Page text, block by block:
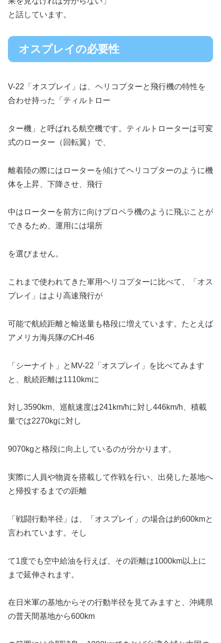
と話しています。
オスプレイの必要性
V-22「オスプレイ」は、ヘリコプターと飛行機の特性を
合わせ持った「ティルトロー
ター機」と呼ばれる航空機です。ティルトローターは可変
式のローター（回転翼）で、
離着陸の際にはローターを傾けてヘリコプターのように機
体を上昇、下降させ、飛行
中はローターを前方に向けプロペラ機のように飛ぶことが
できるため、運用には場所
を選びません。
これまで使われてきた軍用ヘリコプターに比べて、「オス
プレイ」はより高速飛行が
可能で航続距離と輸送量も格段に増えています。たとえば
アメリカ海兵隊のCH-46
「シーナイト」とMV-22「オスプレイ」を比べてみます
と、航続距離は1110kmに
対し3590km、巡航速度は241km/hに対し446km/h、積載
量では2270kgに対し
9070kgと格段に向上しているのが分かります。
実際に人員や物資を搭載して作戦を行い、出発した基地へ
と帰投するまでの距離
「戦闘行動半径」は、「オスプレイ」の場合は約600kmと
言われています。そし
て1度でも空中給油を行えば、その距離は1000km以上に
まで延伸されます。
在日米軍の基地からその行動半径を見てみますと、沖縄県
の普天間基地から600km